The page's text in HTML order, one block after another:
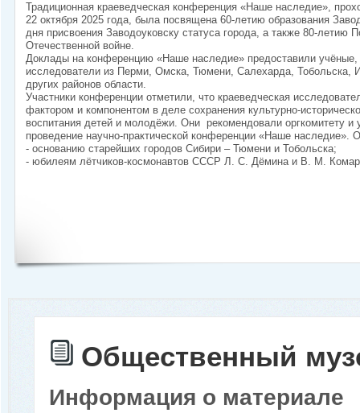
Традиционная краеведческая конференция «Наше наследие»,
22 октября 2025 года, была посвящена 60-летию образования
дня присвоения Заводоуковску статуса города, а также 80-летию
Отечественной войне.
Доклады на конференцию «Наше наследие» предоставили учёные,
исследователи из Перми, Омска, Тюмени, Салехарда, Тобольска,
других районов области.
Участники конференции отметили, что краеведческая
фактором и компонентом в деле сохранения культурно-
воспитания детей и молодёжи. Они рекомендовали оргкомитету и
проведение научно-практической конференции «Наше
- основанию старейших городов Сибири – Тюмени и Тобольска;
- юбилеям лётчиков-космонавтов СССР Л. С. Дёмина и В. М.
Общественный
Информация о материале